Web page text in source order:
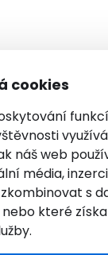
cookies
funkcí
náš web
média,
s
které